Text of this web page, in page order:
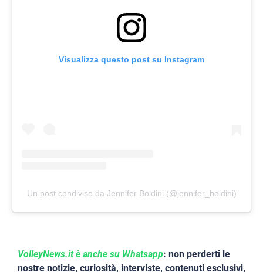
Visualizza questo post su Instagram
Un post condiviso da Jennifer Boldini (@jennifer_boldini)
VolleyNews.it è anche su Whatsapp: non perderti le
nostre notizie, curiosità, interviste, contenuti esclusivi,